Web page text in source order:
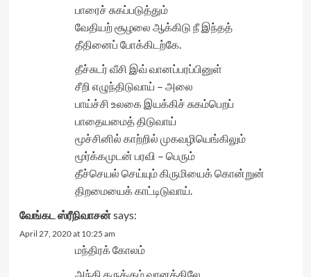
பாரைச் சுகப்படுத்தும்
வேதியற் சூழலை ஆக்கிடு நீ இந்தத்
தீதினைப் போக்கிடற்கே.
தீச்சுடர் வீசி இவ் வானப்பரப்பினுள்
சீறி எழுந்திடுவாய் – அலை
பாய்ச்சி உலகை இயக்கிச் சுகம்பெறப்
பாதையமைத் திடுவாய்
மூச்சினில் காற்றில் முகவழியெங்கிலும்
மூர்க்கமுடன் பரவி – பெரும்
தீச்செயல் செய்யும் கிருமியைக் கொன்றுன்
திறமையைக் காட்டிடுவாய்.
வேங்கட ஸ்ரீநிவாசன்says:
April 27, 2020 at 10:25 am
மந்திரக் கோலம்
அந்தி கருக்கும் வானத்திலே